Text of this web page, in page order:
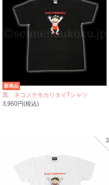
新商品
黒 ネコノテモカリタイTシャツ
3,960円(税込)
3